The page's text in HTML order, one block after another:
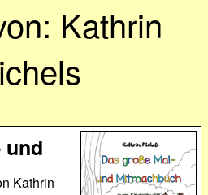
Kathrin
und
Kathrin